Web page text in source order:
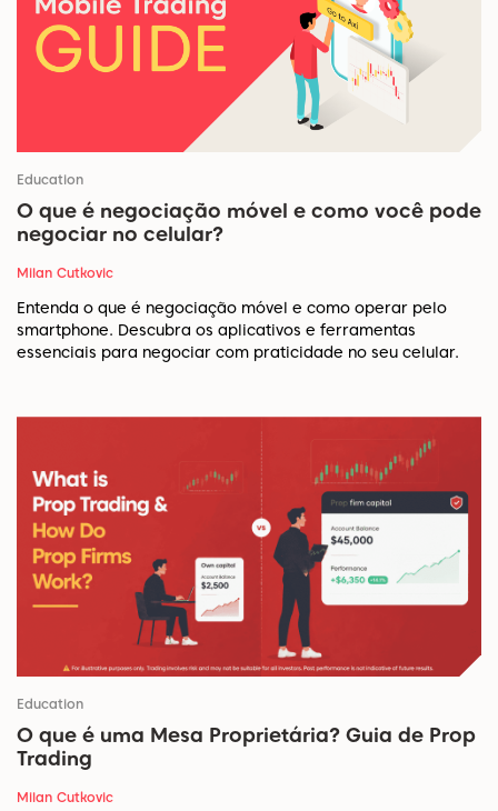
Education
O que é negociação móvel e como você pode
negociar no celular?
Milan Cutkovic
Entenda o que é negociação móvel e como operar pelo
smartphone. Descubra os aplicativos e ferramentas
essenciais para negociar com praticidade no seu celular.
Education
O que é uma Mesa Proprietária? Guia de Prop
Trading
Milan Cutkovic